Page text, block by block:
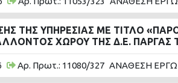
ΤΗΣ ΥΠΗΡΕΣΙΑΣ ΜΕ ΤΙΤΛΟ
ΧΩΡΟΥ ΤΗΣ Δ.Ε. ΠΑΡΓΑΣ
Αρ. Πρωτ.: 11080/327 ΑΝΑΘΕΣΗ